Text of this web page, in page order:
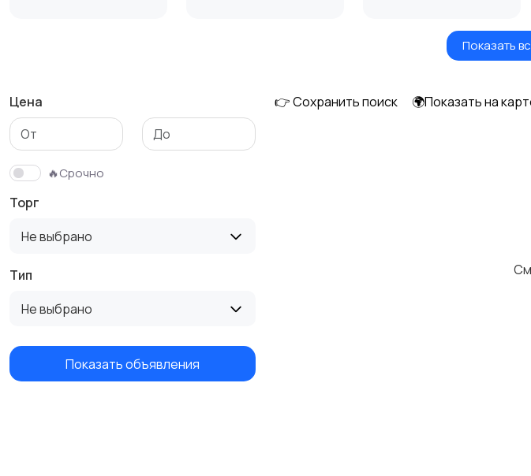
Прицепы, дома наПоказать
Цена
🔥Срочно
Торг
Не выбрано
Тип
Не выбрано
Показать объявления
👉 Сохранить поиск 🌍Показать на